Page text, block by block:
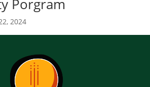
Porgram
2024